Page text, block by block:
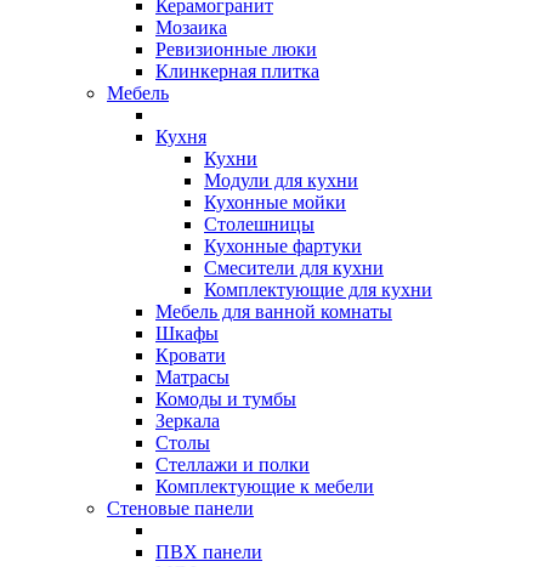
Керамогранит
Мозаика
Ревизионные люки
Клинкерная плитка
Мебель
Кухня
Кухни
Модули для кухни
Кухонные мойки
Столешницы
Кухонные фартуки
Смесители для кухни
Комплектующие для кухни
Мебель для ванной комнаты
Шкафы
Кровати
Матрасы
Комоды и тумбы
Зеркала
Столы
Стеллажи и полки
Комплектующие к мебели
Стеновые панели
ПВХ панели